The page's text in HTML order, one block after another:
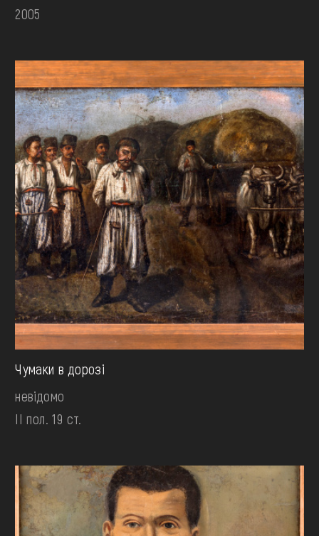
2005
Чумаки в дорозі
невідомо
II пол. 19 ст.